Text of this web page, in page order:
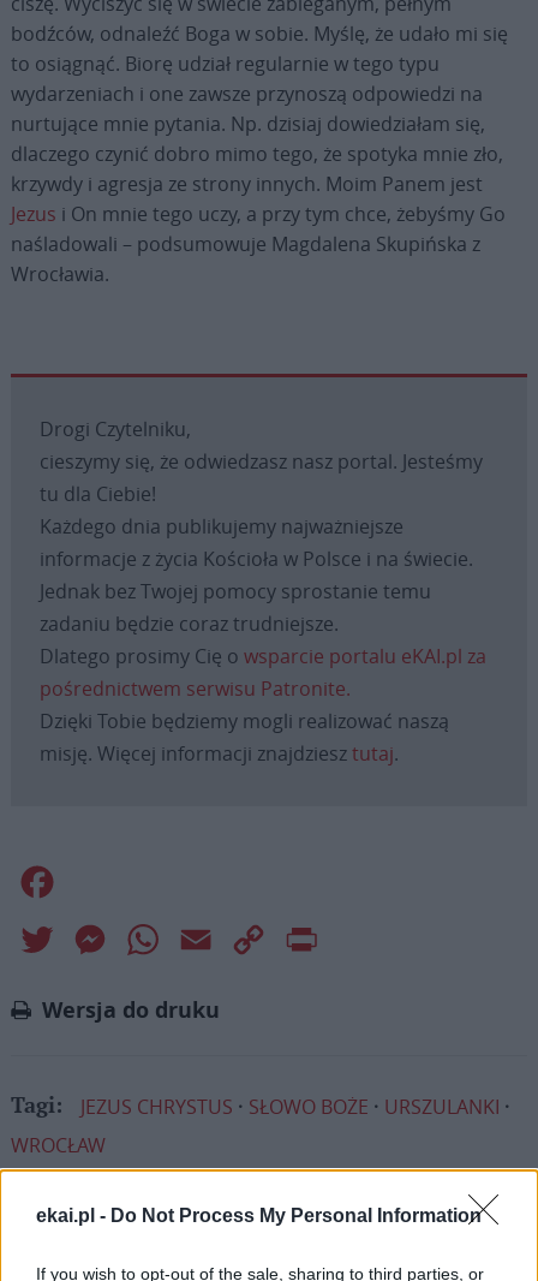
ekai.pl - Do Not Process My Personal Information
If you wish to opt-out of the sale, sharing to third parties, or
bodźców, odnaleźć Boga w sobie. Myślę, że udało mi się
to osiągnąć. Biorę udział regularnie w tego typu
wydarzeniach i one zawsze przynoszą odpowiedzi na
nurtujące mnie pytania. Np. dzisiaj dowiedziałam się,
dlaczego czynić dobro mimo tego, że spotyka mnie zło,
krzywdy i agresja ze strony innych. Moim Panem jest
Jezus i On mnie tego uczy, a przy tym chce, żebyśmy Go
naśladowali – podsumowuje Magdalena Skupińska z
Wrocławia.
Drogi Czytelniku,
cieszymy się, że odwiedzasz nasz portal. Jesteśmy
tu dla Ciebie!
Każdego dnia publikujemy najważniejsze
informacje z życia Kościoła w Polsce i na świecie.
Jednak bez Twojej pomocy sprostanie temu
zadaniu będzie coraz trudniejsze.
Dlatego prosimy Cię o wsparcie portalu eKAI.pl za
pośrednictwem serwisu Patronite.
Dzięki Tobie będziemy mogli realizować naszą
misję. Więcej informacji znajdziesztutaj.
Twitter MessengerWhatsApp
Email
Copy
Wersja do druku
Tagi: JEZUS CHRYSTUS SŁOWO BOŻE
URSZULANKI
WROCŁAW